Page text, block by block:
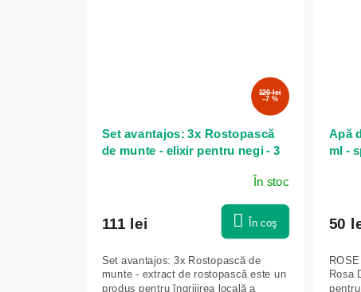
120 lei
–7 %
Set avantajos: 3x Rostopască
de munte - elixir pentru negi - 3
În stoc
111 lei În coş
Set avantajos: 3x Rostopască de
munte - extract de rostopască este un
produs pentru îngrijirea locală a
Apă
ml -
50
Rosa